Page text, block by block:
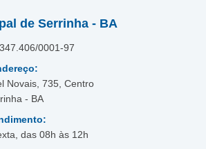
de Serrinha - BA
0001-97
Novais, 735, Centro
- BA
das 08h às 12h